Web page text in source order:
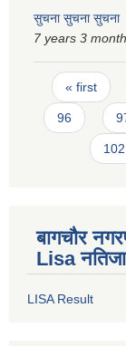
सुचना सुचना सुचना
7 years 3
Pages
« first
96
102
बागचौर
Lisa
LISA Result